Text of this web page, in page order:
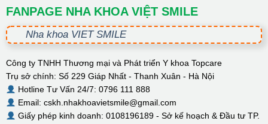
FANPAGE NHA KHOA VIỆT SMILE
Nha khoa VIET SMILE
Công ty TNHH Thương mại và Phát triển Y khoa Topcare
Trụ sở chính: Số 229 Giáp Nhất - Thanh Xuân - Hà Nội
Hotline Tư Vấn 24/7: 0796 111 888
Email: cskh.nhakhoavietsmile@gmail.com
Giấy phép kinh doanh: 0108196189 - Sở kế hoạch & Đầu tư TP.